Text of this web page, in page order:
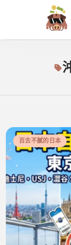
撲
百去不膩的日本